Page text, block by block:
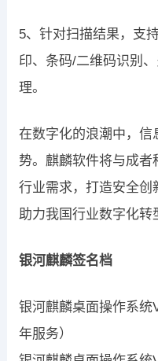
5、针对扫描结果，支
印、条码/二维码识别
理。
在数字化的浪潮中，信
势。麒麟软件将与成
行业需求，打造安全创
助力我国行业数字化转
银河麒麟签名档
银河麒麟桌面操
年服务）